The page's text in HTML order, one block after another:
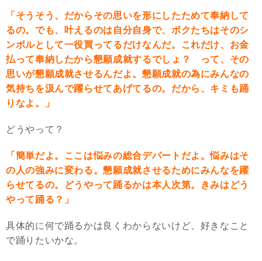
「そうそう、だからその思いを形にしたためて奉納して
るの。でも、叶えるのは自分自身で、ボクたちはそのシ
ンボルとして一役買ってるだけなんだ。これだけ、お金
払って奉納したから懇願成就するでしょ？ って、その
思いが懇願成就させるんだよ。懇願成就の為にみんなの
気持ちを汲んで躍らせてあげてるの。だから、キミも踊
りなよ。」
どうやって？
「簡単だよ。ここは悩みの総合デパートだよ。悩みはそ
の人の強みに変わる。懇願成就させるためにみんなを躍
らせてるの。どうやって踊るかは本人次第。きみはどう
やって踊る？」
具体的に何で踊るかは良くわからないけど、好きなこと
で踊りたいかな。